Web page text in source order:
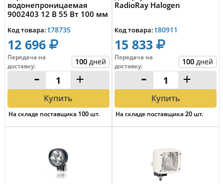
водонепроницаемая
9002403 12 В 55 Вт 100 мм
Код товара: t78735
12 696
Передача на
доставку: 100 дней
- +
Купить
На складе поставщика 100 шт.
RadioRay Halogen
Код товара: t80911
15 833
Передача на
доставку: 100 дней
- +
Купить
На складе поставщика20 шт.